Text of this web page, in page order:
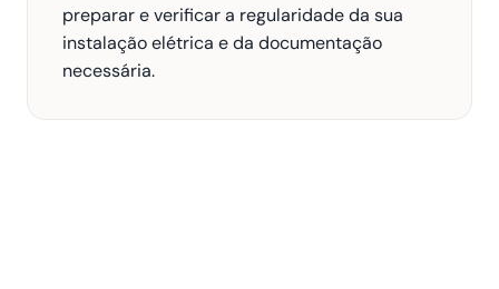
preparar e verificar a regularidade da sua
instalação elétrica e da documentação
necessária.